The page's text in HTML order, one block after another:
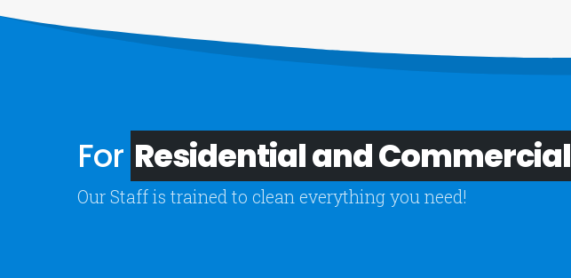
For Residential and Commercial
Our Staff is trained to clean everything you need!